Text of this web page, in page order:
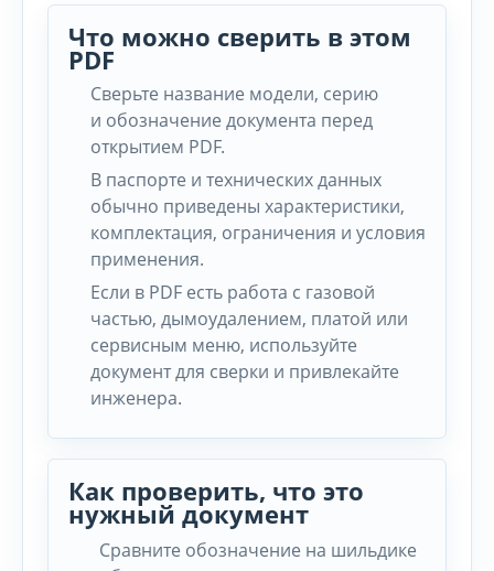
Что можно сверить в этом
PDF
Сверьте название модели, серию
и обозначение документа перед
открытием PDF.
В паспорте и технических данных
обычно приведены характеристики,
комплектация, ограничения и условия
применения.
Если в PDF есть работа с газовой
частью, дымоудалением, платой или
сервисным меню, используйте
документ для сверки и привлекайте
инженера.
Как проверить, что это
нужный документ
Сравните обозначение на шильдике